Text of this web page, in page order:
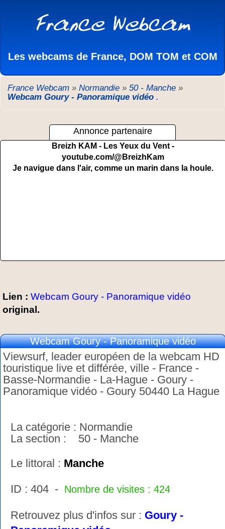
Les webcams de France, DOM TOM et COM
France Webcam » Normandie » 50 - Manche »
Webcam Goury - Panoramique vidéo .
Annonce partenaire
Breizh KAM - Les Yeux du Vent -
youtube.com/@BreizhKam
Je navigue dans l'air, comme un marin dans la houle.
Lien : Webcam Goury - Panoramique vidéo
original.
Webcam Goury - Panoramique vidéo
Viewsurf, leader européen de la webcam HD
touristique live et différée, ville - France -
Basse-Normandie - La-Hague - Goury -
Panoramique vidéo - Goury 50440 La Hague
La catégorie : Normandie
La section : 50 - Manche
Le littoral : Manche
ID : 404 - Nombre de visites : 424
Retrouvez plus d'infos sur : Goury -